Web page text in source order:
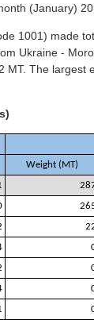
(January)
1001) made
Ukraine -
MT. The largest
Weight (MT)